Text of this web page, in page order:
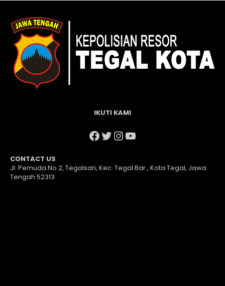
IKUTI KAMI
Facebook
Twitter
Instagram
YouTube
CONTACT US
Jl. Pemuda No.2, Tegalsari, Kec. Tegal Bar., Kota Tegal, Jawa
Tengah 52313